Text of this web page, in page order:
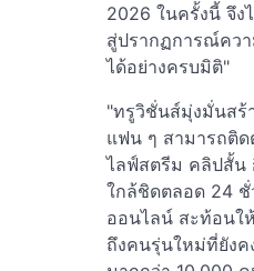
2026 ในครั้งนี้ จึง
สู่ปรากฏการณ์คว
ได้อย่างครบมิติ"
"ทรูวิชั่นส์มุ่งมั่นสร้
แฟน ๆ สามารถติด
ไลฟ์สตรีม คลิปสั้น
ใกล้ชิดตลอด 24 ชั่
ออนไลน์ สะท้อนใ
ถึงคนรุ่นใหม่ที่ยัง